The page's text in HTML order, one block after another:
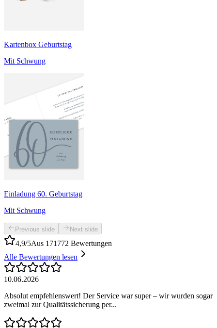
Kartenbox Geburtstag
Mit Schwung
Einladung 60. Geburtstag
Mit Schwung
Previous slide Next slide
4,9/5Aus 171772 Bewertungen
Alle Bewertungen lesen
10.06.2026
Absolut empfehlenswert! Der Service war super – wir wurden sogar
zweimal zur Qualitätssicherung per...